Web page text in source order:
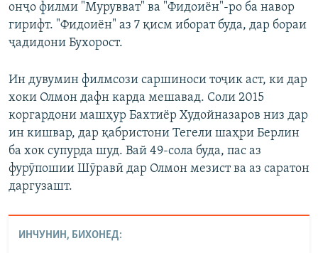
онҷо филми "Мурувват" ва "Фидоиён"-ро ба навор
гирифт. "Фидоиён" аз 7 қисм иборат буда, дар бораи
ҷадидони Бухорост.
Ин дувумин филмсози саршиноси тоҷик аст, ки дар
хоки Олмон дафн карда мешавад. Соли 2015
коргардони машҳур Бахтиёр Худойназаров низ дар
ин кишвар, дар қабристони Тегели шаҳри Берлин
ба хок супурда шуд. Вай 49-сола буда, пас аз
фурӯпошии Шӯравӣ дар Олмон мезист ва аз саратон
даргузашт.
ИНЧУНИН, БИХОНЕД: